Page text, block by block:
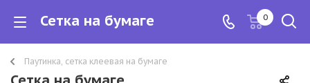
Сетка на бумаге 0
Паутинка, сетка клеевая на бумаге